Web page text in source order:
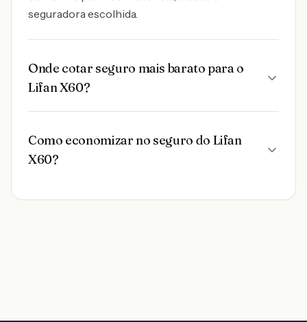
seguradora escolhida.
Onde cotar seguro mais barato para o
Lifan X60?
Como economizar no seguro do Lifan
X60?